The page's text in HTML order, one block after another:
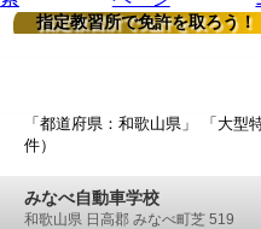
指定教習所で免許を取ろう！
「都道府県：和歌山県」 「大
件）
みなべ自動車学校
和歌山県 日高郡 みなべ町芝 519